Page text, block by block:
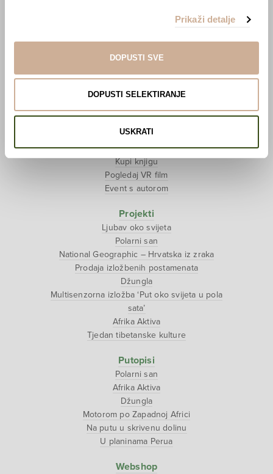
Prikaži detalje
DOPUSTI SVE
DOPUSTI SELEKTIRANJE
USKRATI
Webshop
O nama
Učlani se u KEK!
Lovci sakupljači
O projektu
Kupi knjigu
Pogledaj VR film
Event s autorom
Projekti
Ljubav oko svijeta
Polarni san
National Geographic – Hrvatska iz zraka
Prodaja izložbenih postamenata
Džungla
Multisenzorna izložba ‘Put oko svijeta u pola
sata’
Afrika Aktiva
Tjedan tibetanske kulture
Putopisi
Polarni san
Afrika Aktiva
Džungla
Motorom po Zapadnoj Africi
Na putu u skrivenu dolinu
U planinama Perua
Webshop